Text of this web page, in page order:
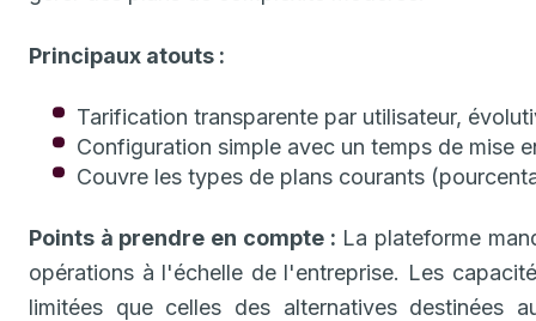
Principaux atouts :
Tarification transparente par utilisateur,
Configuration simple avec un temps de mise
Couvre les types de plans courants
Points à prendre en compte : La plateforme
opérations à l'échelle de l'entreprise. Les
limitées que celles des alternatives destinées